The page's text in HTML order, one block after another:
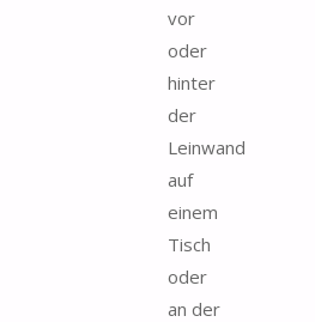
vor
oder
hinter
der
Leinwand
auf
einem
Tisch
oder
an der